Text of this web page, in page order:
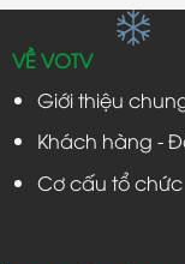
VỀ VOTV
Giới thiệu
Khách hàng -
Cơ cấu tổ chức